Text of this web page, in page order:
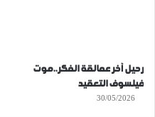
رحيل آخر عمالقة الفكر..موت
فيلسوف التعقيد
30/05/2026